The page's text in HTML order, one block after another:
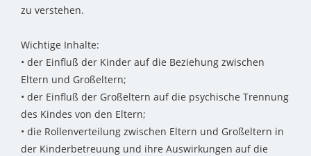
zu verstehen.
Wichtige Inhalte:
• der Einfluß der Kinder auf die Beziehung zwischen
Eltern und Großeltern;
• der Einfluß der Großeltern auf die psychische Trennung
des Kindes von den Eltern;
• die Rollenverteilung zwischen Eltern und Großeltern in
der Kinderbetreuung und ihre Auswirkungen auf die